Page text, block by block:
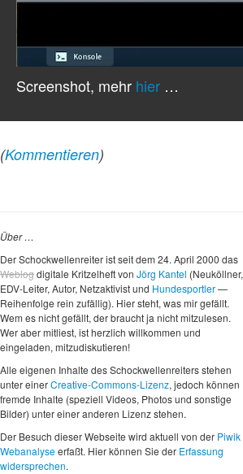
Screenshot, mehr hier …
(Kommentieren)
Über …
Der Schockwellenreiter ist seit dem 24. April 2000 das
Weblogdigitale Kritzelheft von Jörg Kantel (Neuköllner,
EDV-Leiter, Autor, Netzaktivist und Hundesportler—
Reihenfolge rein zufällig). Hier steht, was mir gefällt.
Wem es nicht gefällt, der braucht ja nicht mitzulesen.
Wer aber mitliest, ist herzlich willkommen und
eingeladen, mitzudiskutieren!
Alle eigenen Inhalte des Schockwellenreiters stehen
unter einerCreative-Commons-Lizenz, jedoch können
fremde Inhalte (speziell Videos, Photos und sonstige
Bilder) unter einer anderen Lizenz stehen.
Der Besuch dieser Webseite wird aktuell von der Piwik
Webanalyseerfaßt. Hier können Sie der Erfassung
widersprechen.